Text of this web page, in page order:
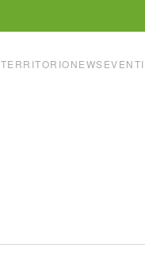
TERRITORIONEWSEVENTI